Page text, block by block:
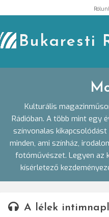
to
content
Bukaresti
Kulturális
Rádióban. A több mint egy
színvonalas
minden, ami színház,
fotóművészet. Legyen az
kísérletező
A lélek